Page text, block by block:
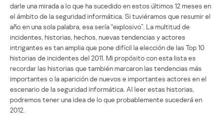
darle una mirada a lo que ha sucedido en estos últimos 12 meses en
el ámbito de la seguridad informática. Si tuviéramos que resumir el
año en una sola palabra, esa sería “explosivo”. La multitud de
incidentes, historias, hechos, nuevas tendencias y actores
intrigantes es tan amplia que pone difícil la elección de las Top 10
historias de incidentes del 2011. Mi propósito con esta lista es
recordar las historias que también marcaron las tendencias más
importantes o la aparición de nuevos e importantes actores en el
escenario de la seguridad informática. Al leer estas historias,
podremos tener una idea de lo que probablemente sucederá en
2012.